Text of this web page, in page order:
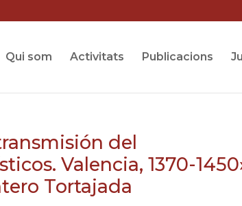
Qui som Activitats Publicacions
del
Valencia, 1370-
Tortajada